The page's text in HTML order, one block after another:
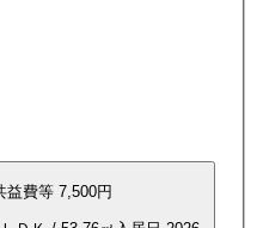
益費等 7,500円